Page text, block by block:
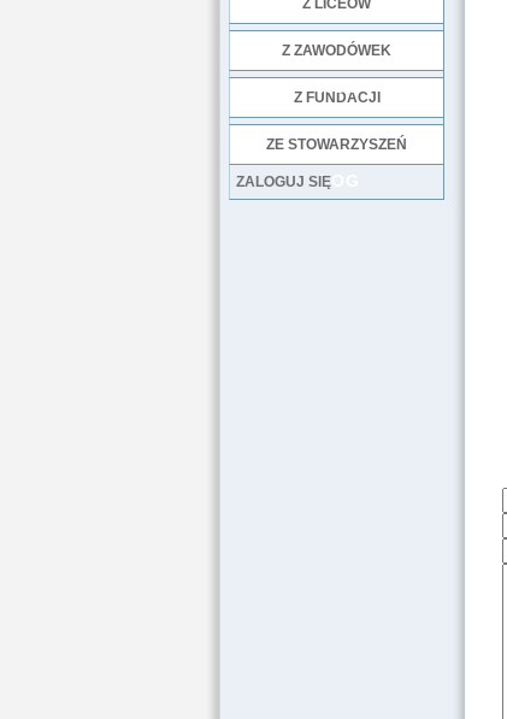
Z LICEÓW
Z ZAWODÓWEK
Z FUNDACJI
ZE STOWARZYSZEŃ
LOG
ZALOGUJ SIĘ